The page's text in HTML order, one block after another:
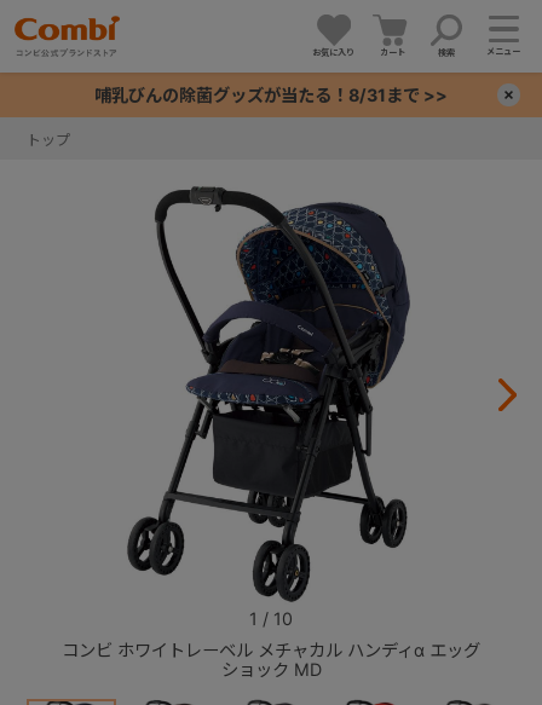
お気に入り カート 検索 メニュー
哺乳びんの除菌グッズが当たる！8/31まで >>
トップ
コンビ ホワイトレーベル メチャカル ハンディα エッグ
ショック MD
1 / 10